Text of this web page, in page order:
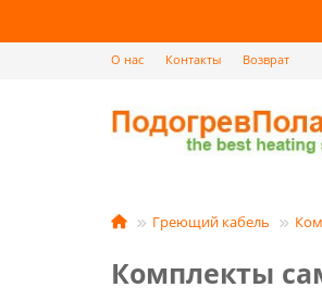
О нас Контакты Возврат
Греющий кабель
Комплекты